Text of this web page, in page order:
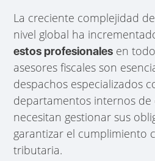
La creciente complejidad
nivel global ha
estos profesionales en
asesores fiscales son
despachos especializados
departamentos internos de
necesitan gestionar sus
garantizar el cumplimiento
tributaria.